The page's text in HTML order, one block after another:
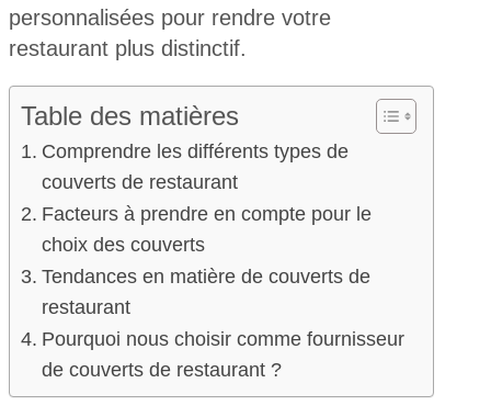
personnalisées pour rendre votre
restaurant plus distinctif.
Table des matières
Comprendre les différents types de
couverts de restaurant
Facteurs à prendre en compte pour le
choix des couverts
Tendances en matière de couverts de
restaurant
Pourquoi nous choisir comme fournisseur
de couverts de restaurant ?